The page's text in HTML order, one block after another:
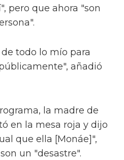
pero que ahora "son
todo lo mío para
añadió
la madre de
en la mesa roja y dijo
que ella [Monáe]",
un "desastre".